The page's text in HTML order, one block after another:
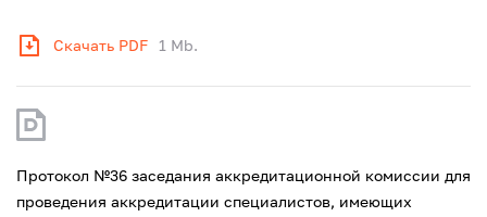
Скачать PDF 1 Mb.
Протокол №36 заседания аккредитационной комиссии для
проведения аккредитации специалистов, имеющих